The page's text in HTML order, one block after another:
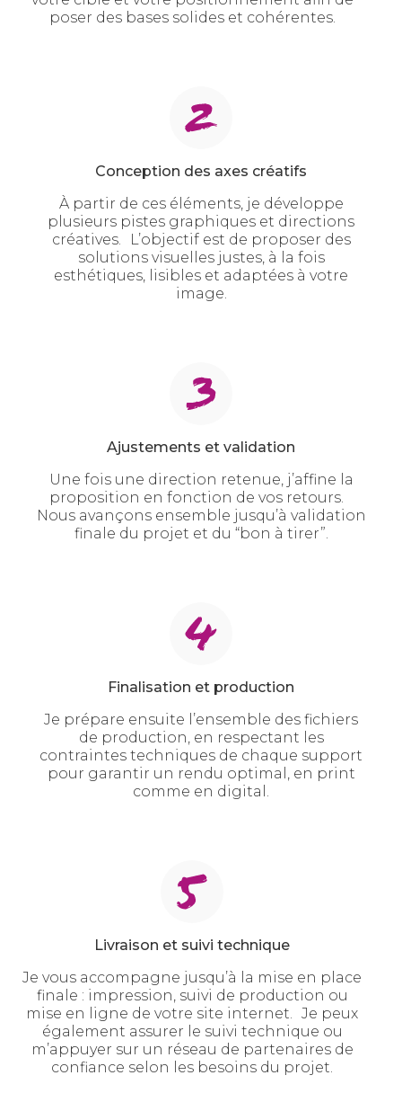
poser des bases solides et cohérentes.
Conception des axes créatifs
À partir de ces éléments, je développe
plusieurs pistes graphiques et directions
créatives. L’objectif est de proposer des
solutions visuelles justes, à la fois
esthétiques, lisibles et adaptées à votre
image.
Ajustements et validation
Une fois une direction retenue, j’affine la
proposition en fonction de vos retours.
Nous avançons ensemble jusqu’à validation
finale du projet et du “bon à tirer”.
Finalisation et production
Je prépare ensuite l’ensemble des fichiers
de production, en respectant les
contraintes techniques de chaque support
pour garantir un rendu optimal, en print
comme en digital.
Livraison et suivi technique
Je vous accompagne jusqu’à la mise en place
finale : impression, suivi de production ou
mise en ligne de votre site internet. Je peux
également assurer le suivi technique ou
m’appuyer sur un réseau de partenaires de
confiance selon les besoins du projet.